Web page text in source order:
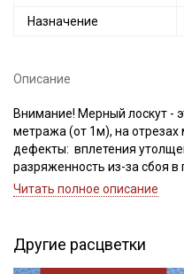
Назначение
Описание
Внимание! Мерный лоскут -
метража (от 1м), на отрезах
дефекты: вплетения
разряженность из-за сбоя в
загрязнения вдоль кромки и
менеджер для
комментариях к заказу
Читать полное описание
Другие расцветки